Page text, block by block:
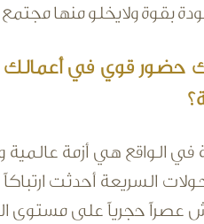
بقوة ولايخلو منها مجتمع
حضور قوي في أعمالك
في الواقع هي أزمة
السريعة أحدثت
عصراً حجرياً على مستوى